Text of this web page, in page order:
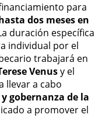
para
dos meses en
duración específica
individual por el
trabajará en
Venusy el
llevar a cabo
gobernanza de la
a promover el